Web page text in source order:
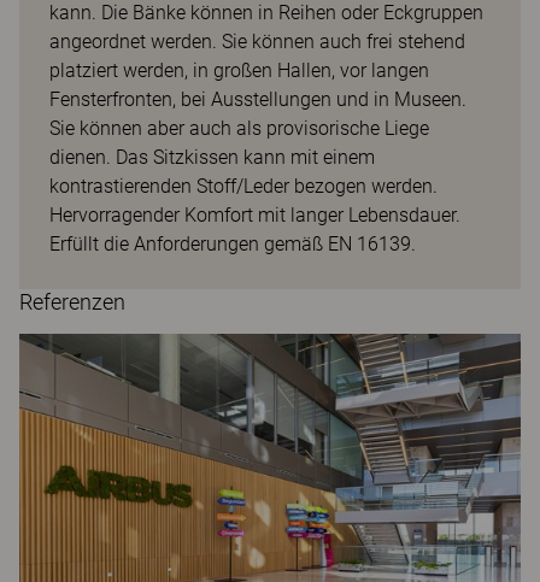
kann. Die Bänke können in Reihen oder Eckgruppen
angeordnet werden. Sie können auch frei stehend
platziert werden, in großen Hallen, vor langen
Fensterfronten, bei Ausstellungen und in Museen.
Sie können aber auch als provisorische Liege
dienen. Das Sitzkissen kann mit einem
kontrastierenden Stoff/Leder bezogen werden.
Hervorragender Komfort mit langer Lebensdauer.
Erfüllt die Anforderungen gemäß EN 16139.
Referenzen